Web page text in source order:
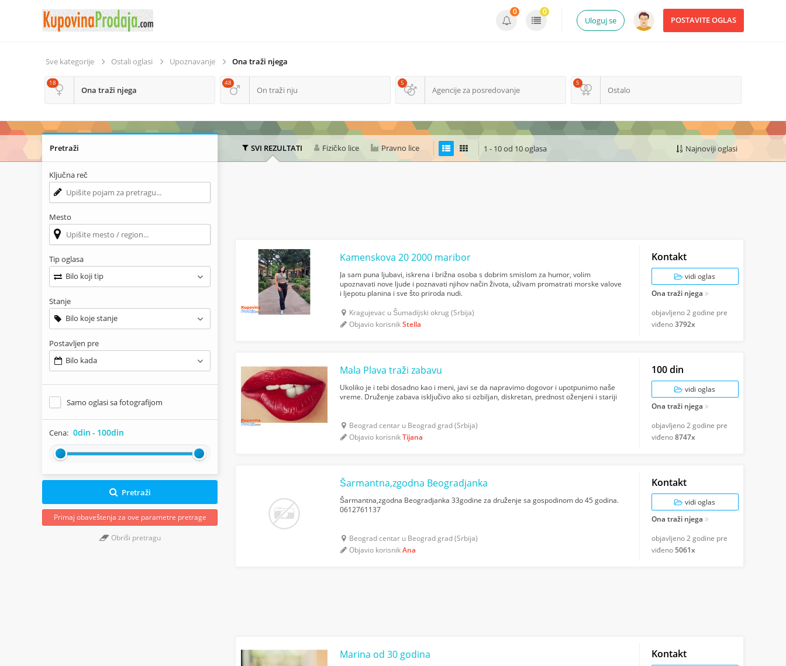
POSTAVITE OGLAS
Uloguj se
0 0
Sve kategorije Ostali oglasi Upoznavanje Ona traži njega
Ona traži njega
18
On traži nju
48
Agencije za posredovanje
5
Ostalo
5
SVI REZULTATI Fizičko lice Pravno lice 1 - 10 od 10 oglasa Najnoviji oglasi
Kamenskova 20 2000 maribor
Ja sam puna ljubavi, iskrena i brižna osoba s dobrim smislom za humor, volim
upoznavati nove ljude i poznavati njihov način života, uživam promatrati morske valove
i ljepotu planina i sve što priroda nudi.
Kragujevac u Šumadijski okrug (Srbija)
Objavio korisnikStella
Kontakt
vidi oglas
Ona traži njega
objavljeno2 godine pre
viđeno3792x
Mala Plava traži zabavu
Ukoliko je i tebi dosadno kao i meni, javi se da napravimo dogovor i upotpunimo naše
vreme. Druženje zabava isključivo ako si ozbiljan, diskretan, prednost oženjeni i stariji
Beograd centar u Beograd grad (Srbija)
Objavio korisnikTijana
100 din
vidi oglas
Ona traži njega
objavljeno2 godine pre
viđeno8747x
Šarmantna,zgodna Beogradjanka
Šarmantna,zgodna Beogradjanka 33godine za druženje sa gospodinom do 45 godina.
0612761137
Beograd centar u Beograd grad (Srbija)
Objavio korisnikAna
Kontakt
vidi oglas
Ona traži njega
objavljeno2 godine pre
viđeno5061x
Marina od 30 godina Kontakt
Pretraži
Ključna reč
Mesto
Tip oglasa
Bilo koji tip
Stanje
Bilo koje stanje
Postavljen pre
Bilo kada
Samo oglasi sa fotografijom
Cena: 0din - 100din
Pretraži
Primaj obaveštenja za ove parametre pretrage
Obriši pretragu